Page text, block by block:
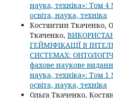
наука, техніка»: Том 4
освіта, наука, техніка
Костянтин Ткаченко,
Ткаченко,
ГЕЙМІФІКАЦІЇ В
СИСТЕМАХ:
фахове наукове
наука, техніка»: Том 1
освіта, наука, техніка
Ольга Ткаченко,